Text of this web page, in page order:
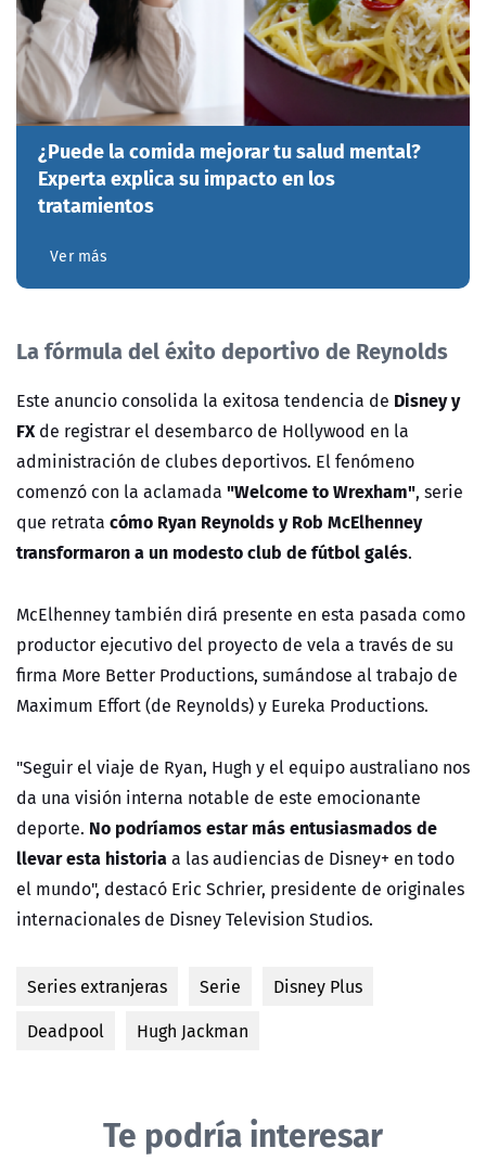
¿Puede la comida mejorar tu salud mental?
Experta explica su impacto en los
tratamientos
Ver más
La fórmula del éxito deportivo de Reynolds
Este anuncio consolida la exitosa tendencia de Disney y
FXde registrar el desembarco de Hollywood en la
administración de clubes deportivos. El fenómeno
comenzó con la aclamada "Welcome to Wrexham", serie
que retrata cómo Ryan Reynolds y Rob McElhenney
transformaron a un modesto club de fútbol galés.
McElhenney también dirá presente en esta pasada como
productor ejecutivo del proyecto de vela a través de su
firma More Better Productions, sumándose al trabajo de
Maximum Effort (de Reynolds) y Eureka Productions.
"Seguir el viaje de Ryan, Hugh y el equipo australiano nos
da una visión interna notable de este emocionante
deporte. No podríamos estar más entusiasmados de
llevar esta historiaa las audiencias de Disney+ en todo
el mundo", destacó Eric Schrier, presidente de originales
internacionales de Disney Television Studios.
Series extranjeras Serie
Disney Plus
Deadpool
Hugh Jackman
Te podría interesar